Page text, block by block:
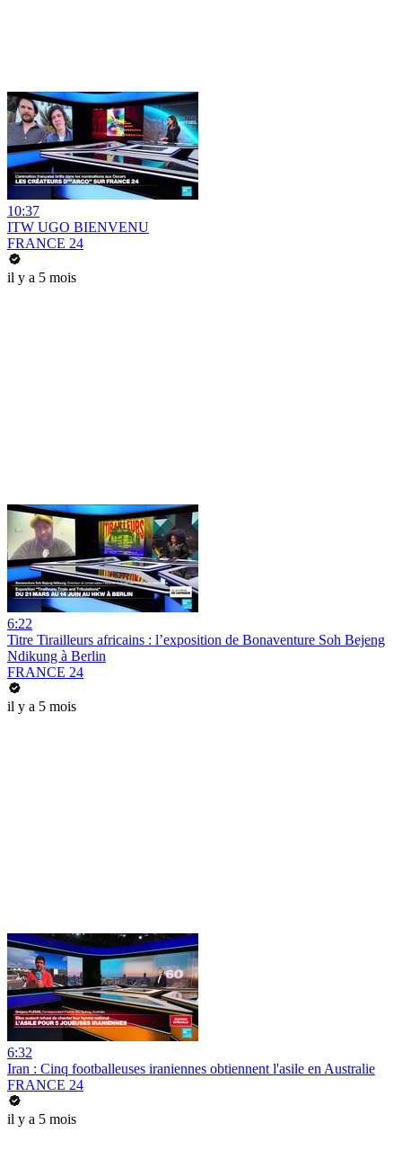
10:37
ITW UGO BIENVENU
FRANCE 24
il y a 5 mois
6:22
Titre Tirailleurs africains : l’exposition de Bonaventure Soh Bejeng
Ndikung à Berlin
FRANCE 24
il y a 5 mois
6:32
Iran : Cinq footballeuses iraniennes obtiennent l'asile en Australie
FRANCE 24
il y a 5 mois